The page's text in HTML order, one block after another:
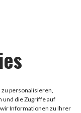
personalisieren,
und die Zugriffe auf
Informationen zu Ihrer